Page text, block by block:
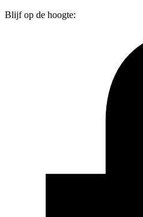
Blijf op de hoogte: